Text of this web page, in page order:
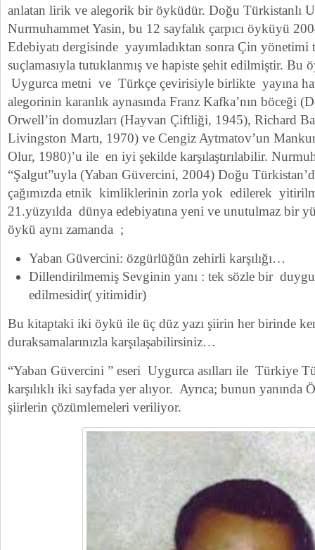
anlatan lirik ve alegorik bir öyküdür. Doğu Türkistanlı
Nurmuhammet Yasin, bu 12 sayfalık çarpıcı öyküyü
Edebiyatı dergisinde yayımladıktan sonra Çin yönetimi
suçlamasıyla tutuklanmış ve hapiste şehit edilmiştir. Bu
Uygurca metni ve Türkçe çevirisiyle birlikte yayına
alegorinin karanlık aynasında Franz Kafka’nın böceği
Orwell’in domuzları (Hayvan Çiftliği, 1945), Richard
Livingston Martı, 1970) ve Cengiz Aytmatov’un
Olur, 1980)’u ile en iyi şekilde karşılaştırılabilir.
“Şalgut”uyla (Yaban Güvercini, 2004) Doğu
çağımızda etnik kimliklerinin zorla yok edilerek
21.yüzyılda dünya edebiyatına yeni ve unutulmaz bir
öykü aynı zamanda ;
Yaban Güvercini: özgürlüğün zehirli karşılığı…
Dillendirilmemiş Sevginin yanı : tek sözle bir
edilmesidir( yitimidir)
Bu kitaptaki iki öykü ile üç düz yazı şiirin her birinde
duraksamalarınızla karşılaşabilirsiniz…
“Yaban Güvercini ” eseri Uygurca asılları ile Türkiye
karşılıklı iki sayfada yer alıyor. Ayrıca; bunun yanında
şiirlerin çözümlemeleri veriliyor.